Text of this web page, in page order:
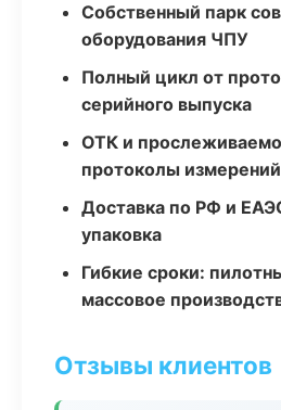
Собственный парк
оборудования ЧПУ
Полный цикл от
серийного выпуска
ОТК и
протоколы измерений
Доставка по РФ и
упаковка
Гибкие сроки:
массовое
Отзывы клиентов